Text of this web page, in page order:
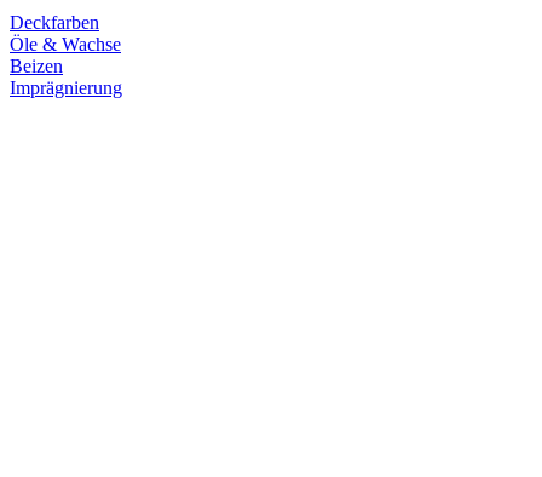
Deckfarben
Öle & Wachse
Beizen
Imprägnierung